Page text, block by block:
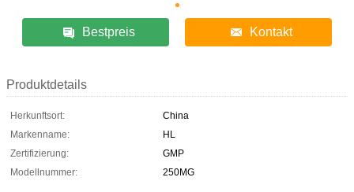
Bestpreis Kontakt
Produktdetails
Herkunftsort:
China
Markenname:
HL
Zertifizierung:
GMP
Modellnummer:
250MG